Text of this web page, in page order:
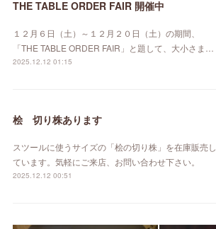
THE TABLE ORDER FAIR 開催中
１２月６日（土）～１２月２０日（土）の期間、
「THE TABLE ORDER FAIR」と題して、大小さま…
2025.12.12 01:15
桧 切り株あります
スツールに使うサイズの「桧の切り株」を在庫販売し
ています。気軽にご来店、お問い合わせ下さい。
2025.12.12 00:51